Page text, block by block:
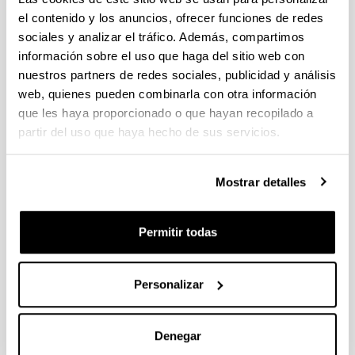
el contenido y los anuncios, ofrecer funciones de redes
sociales y analizar el tráfico. Además, compartimos
información sobre el uso que haga del sitio web con
nuestros partners de redes sociales, publicidad y análisis
web, quienes pueden combinarla con otra información
que les haya proporcionado o que hayan recopilado a
partir del uso que haya hecho de sus servicios.
Mostrar detalles
Permitir todas
Personalizar
Denegar
Ferrocarriles y Desarrollo. Red y
mercados en el País Vasco, 1856-
1914
Autoría:
González Portilla, Manuel; Montero García, Manuel;
Garmendia Urdangarin, José Mª; Novo López, Pedro
A. y Macías, Olga
Universidad del País Vasco, Servicio Editorial
Descripción:
Más información
http://www.argitalpenak.ehu.es/p291-
content/es/contenidos/libro/se_historia_freeocarril